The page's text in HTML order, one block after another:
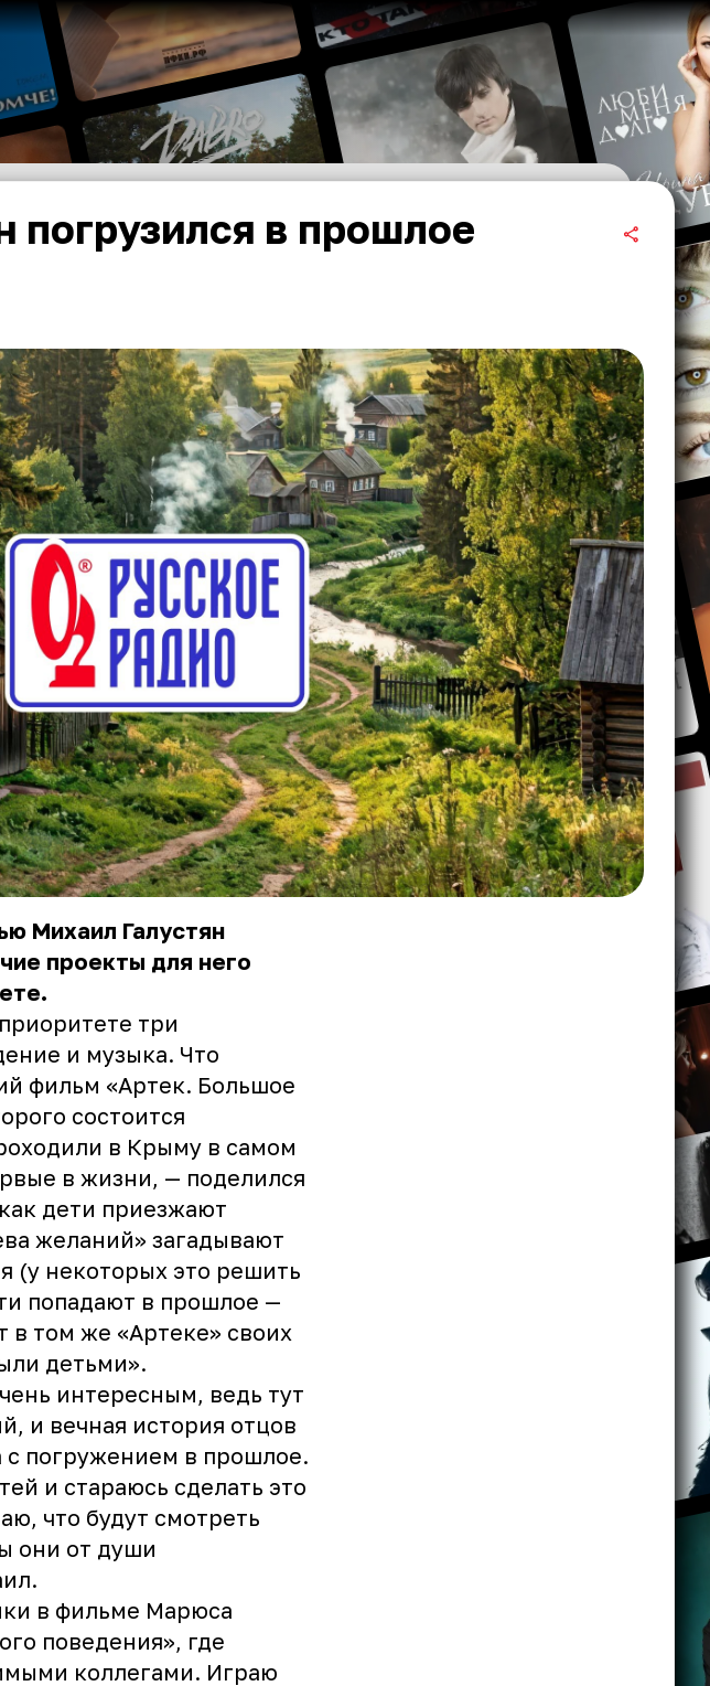
погрузился в прошлое
Михаил Галустян
проекты для него
три
и музыка. Что
фильм «Артек. Большое
состоится
в Крыму в самом
в жизни, — поделился
дети приезжают
желаний» загадывают
(у некоторых это решить
попадают в прошлое —
в том же «Артеке» своих
детьми».
интересным, ведь тут
и вечная история отцов
с погружением в прошлое.
и стараюсь сделать это
что будут смотреть
они от души
в фильме Марюса
поведения», где
коллегами. Играю